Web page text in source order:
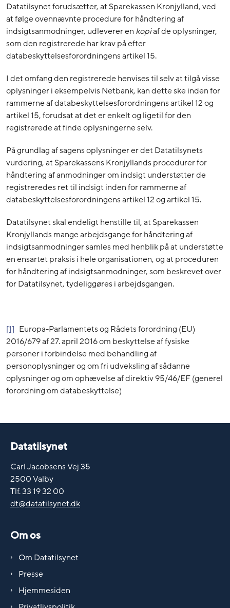
Datatilsynet forudsætter, at Sparekassen Kronjylland, ved
at følge ovennævnte procedure for håndtering af
indsigtsanmodninger, udleverer en kopiaf de oplysninger,
som den registrerede har krav på efter
databeskyttelsesforordningens artikel 15.
I det omfang den registrerede henvises til selv at tilgå visse
oplysninger i eksempelvis Netbank, kan dette ske inden for
rammerne af databeskyttelsesforordningens artikel 12 og
artikel 15, forudsat at det er enkelt og ligetil for den
registrerede at finde oplysningerne selv.
På grundlag af sagens oplysninger er det Datatilsynets
vurdering, at Sparekassens Kronjyllands procedurer for
håndtering af anmodninger om indsigt understøtter de
registreredes ret til indsigt inden for rammerne af
databeskyttelsesforordningens artikel 12 og artikel 15.
Datatilsynet skal endeligt henstille til, at Sparekassen
Kronjyllands mange arbejdsgange for håndtering af
indsigtsanmodninger samles med henblik på at understøtte
en ensartet praksis i hele organisationen, og at proceduren
for håndtering af indsigtsanmodninger, som beskrevet over
for Datatilsynet, tydeliggøres i arbejdsgangen.
[1] Europa-Parlamentets og Rådets forordning (EU)
2016/679 af 27. april 2016 om beskyttelse af fysiske
personer i forbindelse med behandling af
personoplysninger og om fri udveksling af sådanne
oplysninger og om ophævelse af direktiv 95/46/EF (generel
forordning om databeskyttelse)
Datatilsynet
Carl Jacobsens Vej 35
2500 Valby
Tlf. 33 19 32 00
dt@datatilsynet.dk
Om os
Om Datatilsynet
Presse
Hjemmesiden